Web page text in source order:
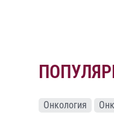
Онкология